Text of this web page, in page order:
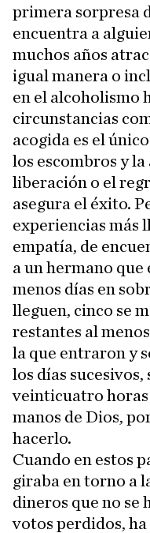
primera sorpresa
encuentra a
muchos años
igual manera o
en el alcoholismo
circunstancias
acogida es el
los escombros y
liberación o el
asegura el éxito.
experiencias más
empatía, de
a un hermano que
menos días en
lleguen, cinco se
restantes al
la que entraron y
los días
veinticuatro horas
manos de Dios,
hacerlo.
Cuando en estos
giraba en torno a
dineros que no se
votos perdidos,